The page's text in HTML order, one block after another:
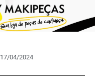
17/04/2024